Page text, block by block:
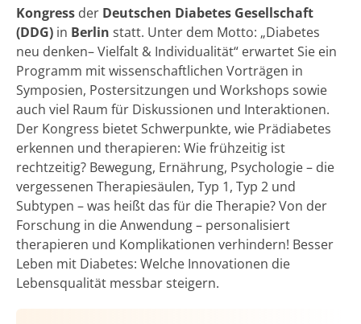
Kongress der Deutschen Diabetes Gesellschaft
(DDG) in Berlin statt. Unter dem Motto: „Diabetes
neu denken– Vielfalt & Individualität“ erwartet Sie ein
Programm mit wissenschaftlichen Vorträgen in
Symposien, Postersitzungen und Workshops sowie
auch viel Raum für Diskussionen und Interaktionen.
Der Kongress bietet Schwerpunkte, wie Prädiabetes
erkennen und therapieren: Wie frühzeitig ist
rechtzeitig? Bewegung, Ernährung, Psychologie – die
vergessenen Therapiesäulen, Typ 1, Typ 2 und
Subtypen – was heißt das für die Therapie? Von der
Forschung in die Anwendung – personalisiert
therapieren und Komplikationen verhindern! Besser
Leben mit Diabetes: Welche Innovationen die
Lebensqualität messbar steigern.